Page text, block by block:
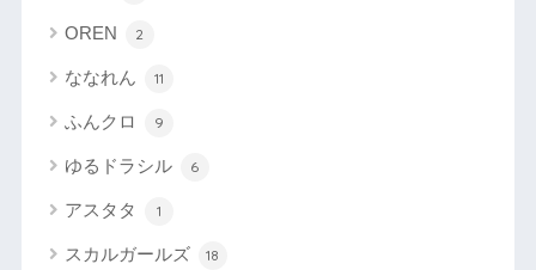
OREN 2
ななれん 11
ふんクロ 9
ゆるドラシル 6
アスタタ 1
スカルガールズ 18